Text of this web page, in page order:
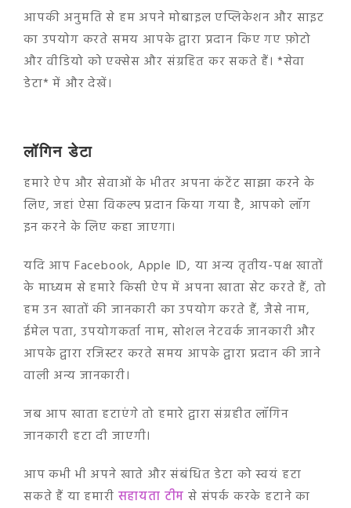
आपकी अनुमति से हम अपने मोबाइल एप्लिकेशन और साइट
का उपयोग करते समय आपके द्वारा प्रदान किए गए फ़ोटो
और वीडियो को एक्सेस और संग्रहित कर सकते हैं। *सेवा
डेटा* में और देखें।
लॉगिन डेटा
हमारे ऐप और सेवाओं के भीतर अपना कंटेंट साझा करने के
लिए, जहां ऐसा विकल्प प्रदान किया गया है, आपको लॉग
इन करने के लिए कहा जाएगा।
यदि आप Facebook, Apple ID, या अन्य तृतीय-पक्ष खातों
के माध्यम से हमारे किसी ऐप में अपना खाता सेट करते हैं, तो
हम उन खातों की जानकारी का उपयोग करते हैं, जैसे नाम,
ईमेल पता, उपयोगकर्ता नाम, सोशल नेटवर्क जानकारी और
आपके द्वारा रजिस्टर करते समय आपके द्वारा प्रदान की जाने
वाली अन्य जानकारी।
जब आप खाता हटाएंगे तो हमारे द्वारा संग्रहीत लॉगिन
जानकारी हटा दी जाएगी।
आप कभी भी अपने खाते और संबंधित डेटा को स्वयं हटा
सकते हैं या हमारी सहायता टीम से संपर्क करके हटाने का